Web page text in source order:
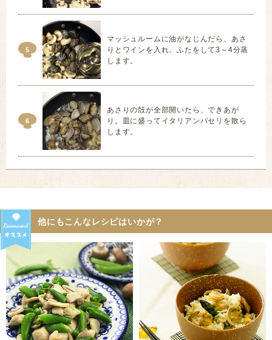
5
マッシュルームに油がなじんだら、あさ
りとワインを入れ、ふたをして3～4分蒸
します。
6
あさりの殻が全部開いたら、できあが
り。皿に盛ってイタリアンパセリを散ら
します。
他にもこんなレシピはいかが？